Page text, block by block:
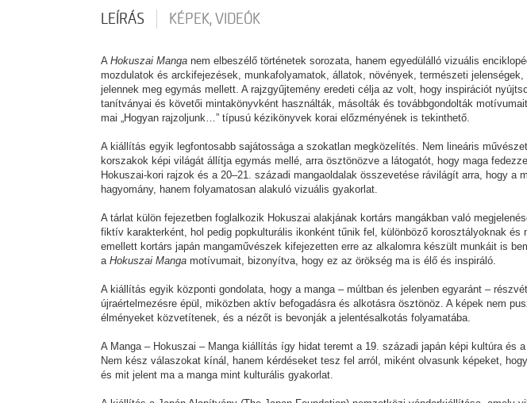
LEÍRÁS KÉPEK, VIDEÓK
A Hokuszai Manga nem elbeszélő történetek sorozata, hanem egyedülálló vizuális
mozdulatok és arckifejezések, munkafolyamatok, állatok, növények, természeti
jelennek meg egymás mellett. A rajzgyűjtemény eredeti célja az volt, hogy inspirációt
tanítványai és követői mintakönyvként használták, másolták és továbbgondolták
mai „Hogyan rajzoljunk…” típusú kézikönyvek korai előzményének is tekinthető.
A kiállítás egyik legfontosabb sajátossága a szokatlan megközelítés. Nem lineáris
korszakok képi világát állítja egymás mellé, arra ösztönözve a látogatót, hogy maga
Hokuszai-kori rajzok és a 20–21. századi mangaoldalak összevetése rávilágít arra, hogy a
hagyomány, hanem folyamatosan alakuló vizuális gyakorlat.
A tárlat külön fejezetben foglalkozik Hokuszai alakjának kortárs mangákban való
fiktív karakterként, hol pedig popkulturális ikonként tűnik fel, különböző korosztályoknak és
emellett kortárs japán mangaművészek kifejezetten erre az alkalomra készült munkáit is
a Hokuszai Manga motívumait, bizonyítva, hogy ez az örökség ma is élő és inspiráló.
A kiállítás egyik központi gondolata, hogy a manga – múltban és jelenben egyaránt –
újraértelmezésre épül, miközben aktív befogadásra és alkotásra ösztönöz. A képek nem
élményeket közvetítenek, és a nézőt is bevonják a jelentésalkotás folyamatába.
A Manga – Hokuszai – Manga kiállítás így hidat teremt a 19. századi japán képi kultúra és
Nem kész válaszokat kínál, hanem kérdéseket tesz fel arról, miként olvasunk képeket,
és mit jelent ma a manga mint kulturális gyakorlat.